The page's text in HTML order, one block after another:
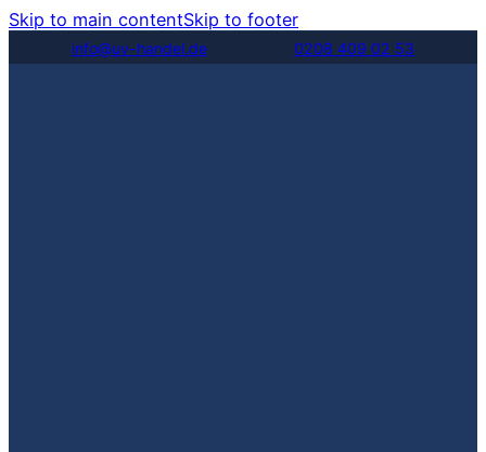
Skip to main contentSkip to footer
info@uv-handel.de 0208 409 02 53